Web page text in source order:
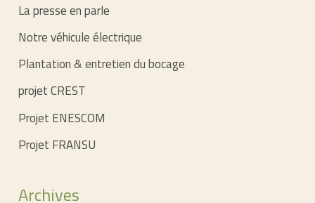
La presse en parle
Notre véhicule électrique
Plantation & entretien du bocage
projet CREST
Projet ENESCOM
Projet FRANSU
Archives